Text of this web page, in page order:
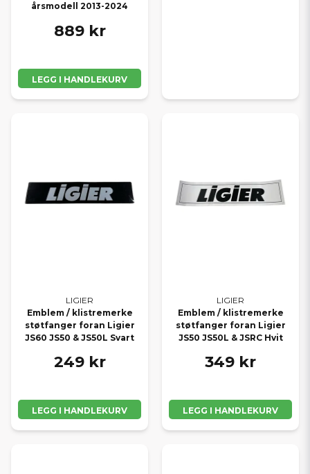
årsmodell 2013-2024
889 kr
LEGG I HANDLEKURV
LIGIER
Emblem / klistremerke
støtfanger foran Ligier
JS60 JS50 & JS50L Svart
249 kr
LEGG I HANDLEKURV
LIGIER
Emblem / klistremerke
støtfanger foran Ligier
JS50 JS50L & JSRC Hvit
349 kr
LEGG I HANDLEKURV